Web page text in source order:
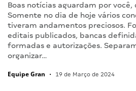
Boas notícias aguardam por você,
Somente no dia de hoje vários
tiveram andamentos preciosos.
editais publicados, bancas
formadas e autorizações.
organizar…
Equipe Gran • 19 de Março de 2024